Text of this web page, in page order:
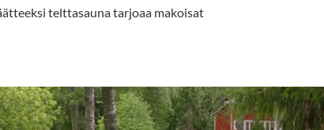
telttasauna tarjoaa makoisat